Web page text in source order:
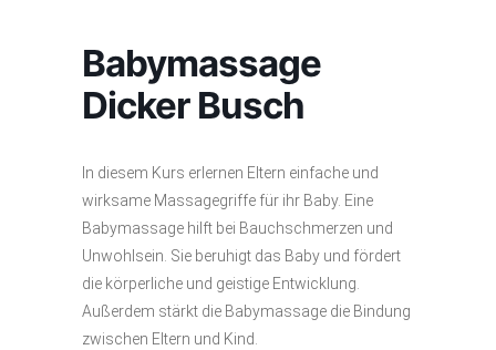
Babymassage
Dicker Busch
In diesem Kurs erlernen Eltern einfache und
wirksame Massagegriffe für ihr Baby. Eine
Babymassage hilft bei Bauchschmerzen und
Unwohlsein. Sie beruhigt das Baby und fördert
die körperliche und geistige Entwicklung.
Außerdem stärkt die Babymassage die Bindung
zwischen Eltern und Kind.